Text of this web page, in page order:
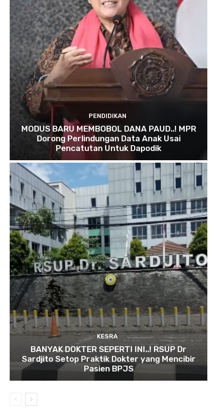
PENDIDIKAN
MODUS BARU MEMBOBOL DANA PAUD..! MPR
Dorong Perlindungan Data Anak Usai
Pencatutan Untuk Dapodik
KESRA
BANYAK DOKTER SEPERTI INI..! RSUP Dr
Sardjito Setop Praktik Dokter yang Mencibir
Pasien BPJS